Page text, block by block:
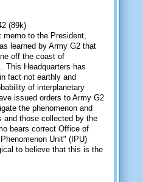
(89k)
to the President,
learned by Army G2 that
off the coast of
This Headquarters has
fact not earthly and
of interplanetary
issued orders to Army G2
the phenomenon and
and those collected by the
bears correct Office of
Unit" (IPU)
to believe that this is the